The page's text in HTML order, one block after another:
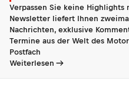
Verpassen Sie keine Highlights
Newsletter liefert Ihnen
Nachrichten, exklusive
Termine aus der Welt des
Postfach
Weiterlesen